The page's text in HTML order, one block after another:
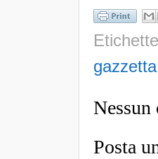
gazzetta
Nessun
Posta